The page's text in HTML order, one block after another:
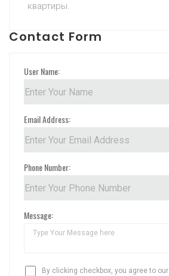
квартиры.
Contact Form
User Name:
Email Address:
Phone Number:
Message:
By clicking checkbox, you agree to our